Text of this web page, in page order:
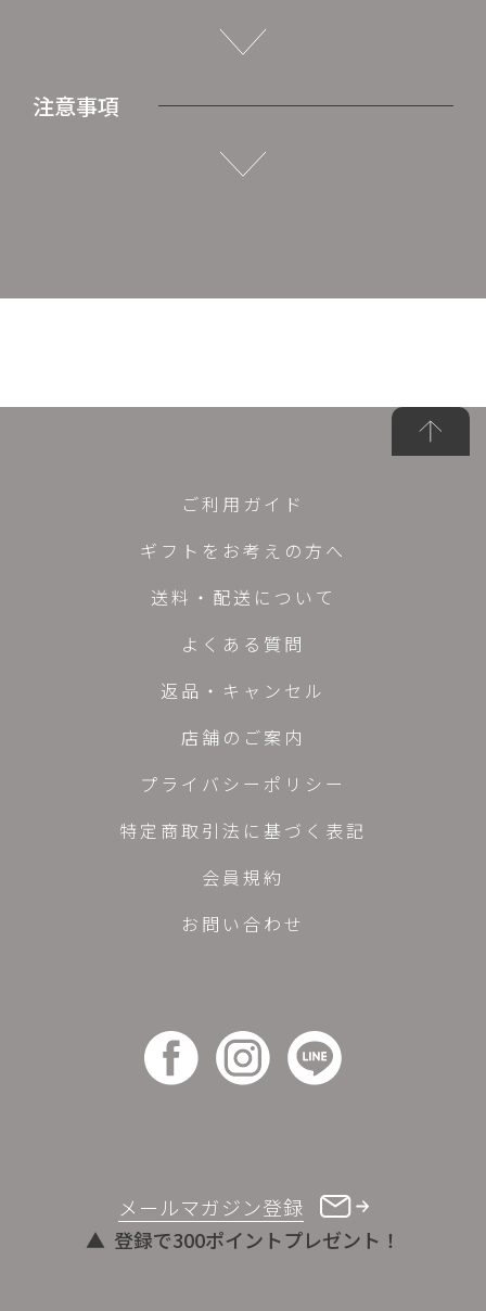
注意事項
メールマガジン登録
登録で300ポイントプレゼント！
ご利用ガイド
ギフトをお考えの方へ
送料・配送について
よくある質問
返品・キャンセル
店舗のご案内
プライバシーポリシー
特定商取引法に基づく表記
会員規約
お問い合わせ